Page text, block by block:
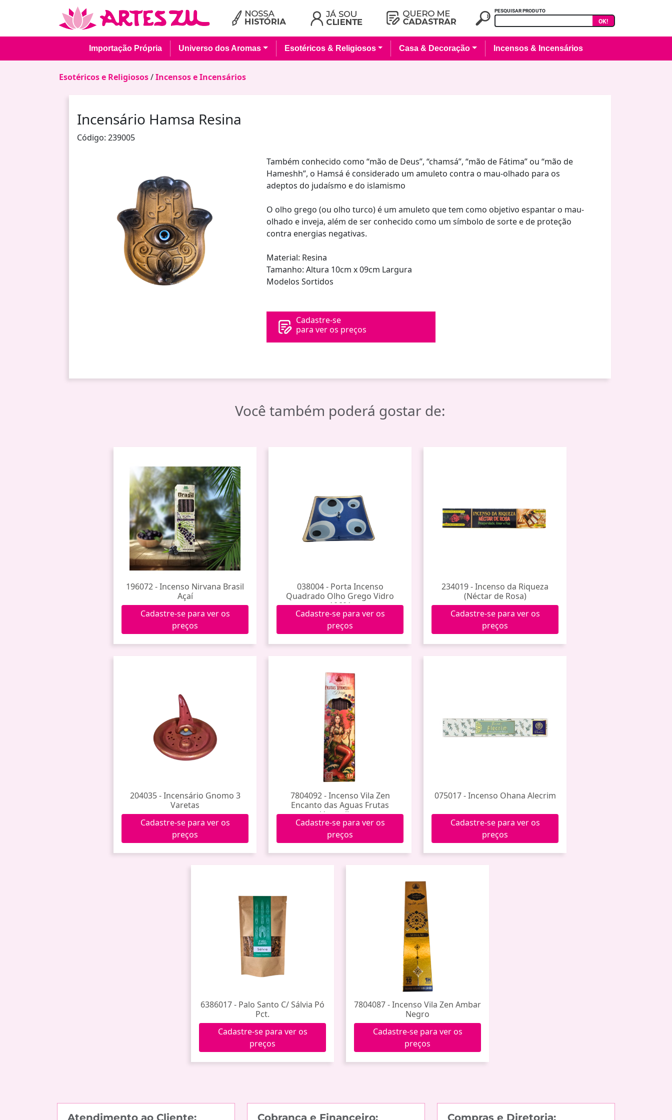
PESQUISAR PRODUTO
OK!
Importação Própria Universo dos Aromas Esotéricos & Religiosos Casa & Decoração Incensos & Incensários
Esotéricos e Religiosos/Incensos e Incensários
Incensário Hamsa Resina
Código: 239005
Também conhecido como “mão de Deus”, “chamsá”, “mão de Fátima” ou “mão de
Hameshh”, o Hamsá é considerado um amuleto contra o mau-olhado para os
adeptos do judaísmo e do islamismo
O olho grego (ou olho turco) é um amuleto que tem como objetivo espantar o mau-
olhado e inveja, além de ser conhecido como um símbolo de sorte e de proteção
contra energias negativas.
Material: Resina
Tamanho: Altura 10cm x 09cm Largura
Modelos Sortidos
Cadastre-se
para ver os preços
Você também poderá gostar de:
196072 - Incenso Nirvana Brasil
Açaí
Cadastre-se para ver os
preços
038004 - Porta Incenso
Quadrado Olho Grego Vidro
10601
Cadastre-se para ver os
preços
234019 - Incenso da Riqueza
(Néctar de Rosa)
Cadastre-se para ver os
preços
204035 - Incensário Gnomo 3
Varetas
Cadastre-se para ver os
preços
7804092 - Incenso Vila Zen
Encanto das Aguas Frutas
Vermelhas
Cadastre-se para ver os
preços
075017 - Incenso Ohana Alecrim
Cadastre-se para ver os
preços
6386017 - Palo Santo C/ Sálvia Pó
Pct.
Cadastre-se para ver os
preços
7804087 - Incenso Vila Zen Ambar
Negro
Cadastre-se para ver os
preços
Atendimento ao Cliente: Cobrança e Financeiro: Compras e Diretoria: